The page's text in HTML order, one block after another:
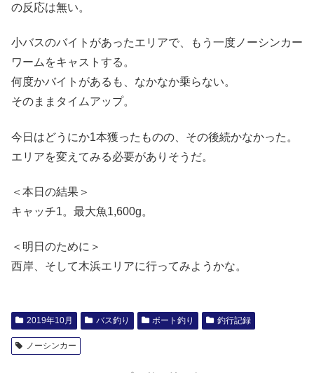
の反応は無い。
小バスのバイトがあったエリアで、もう一度ノーシンカー
ワームをキャストする。
何度かバイトがあるも、なかなか乗らない。
そのままタイムアップ。
今日はどうにか1本獲ったものの、その後続かなかった。
エリアを変えてみる必要がありそうだ。
＜本日の結果＞
キャッチ1。最大魚1,600g。
＜明日のために＞
西岸、そして木浜エリアに行ってみようかな。
2019年10月 バス釣り ボート釣り 釣行記録
ノーシンカー